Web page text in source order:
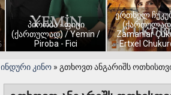
პირობა - ფიცი
(ქართულად) / Yemin /
Piroba - Fici
ერთხელ
Zamanlar
Ertxel
ინდური კინო » გთხოვთ ანგარიშს